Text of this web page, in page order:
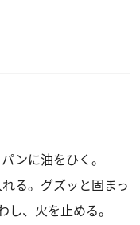
ンに油をひく。
る。グズッと固まっ
、火を止める。